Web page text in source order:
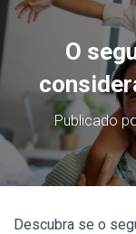
O
Publicado
Descubra se o